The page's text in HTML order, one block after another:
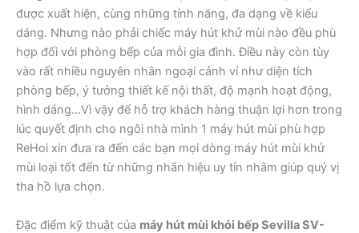
được xuất hiện, cùng những tính năng, đa dạng về kiểu
dáng. Nhưng nào phải chiếc máy hút khử mùi nào đều phù
hợp đối với phòng bếp của mỗi gia đình. Điều này còn tùy
vào rất nhiều nguyên nhân ngoại cảnh ví như diện tích
phòng bếp, ý tưởng thiết kế nội thất, độ mạnh hoạt động,
hình dáng…Vì vậy để hỗ trợ khách hàng thuận lợi hơn trong
lúc quyết định cho ngôi nhà mình 1 máy hút mùi phù hợp
ReHoi xin đưa ra đến các bạn mọi dòng máy hút mùi khử
mùi loại tốt đến từ những nhãn hiệu uy tín nhằm giúp quý vị
tha hồ lựa chọn.
Đặc điểm kỹ thuật của máy hút mùi khói bếp Sevilla SV-